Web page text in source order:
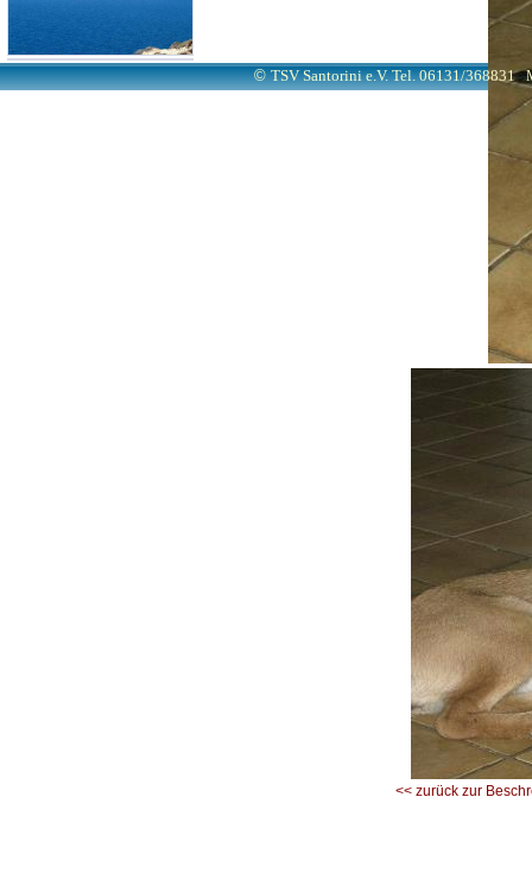
<< zurück zur
©TSV Santorini e.V. Tel. 06131/368831